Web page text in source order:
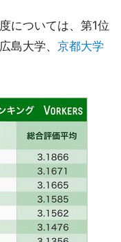
については、第1位
島大学、 京都大学